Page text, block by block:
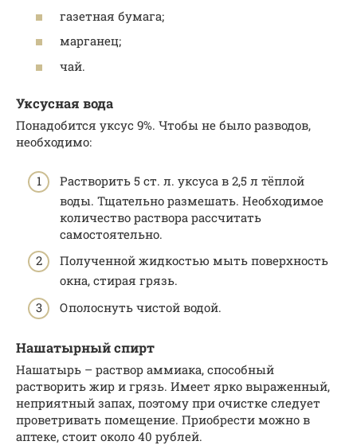
газетная бумага;
марганец;
чай.
Уксусная вода
Понадобится уксус 9%. Чтобы не было разводов,
необходимо:
Растворить 5 ст. л. уксуса в 2,5 л тёплой
воды. Тщательно размешать. Необходимое
количество раствора рассчитать
самостоятельно.
Полученной жидкостью мыть поверхность
окна, стирая грязь.
Ополоснуть чистой водой.
Нашатырный спирт
Нашатырь – раствор аммиака, способный
растворить жир и грязь. Имеет ярко выраженный,
неприятный запах, поэтому при очистке следует
проветривать помещение. Приобрести можно в
аптеке, стоит около 40 рублей.